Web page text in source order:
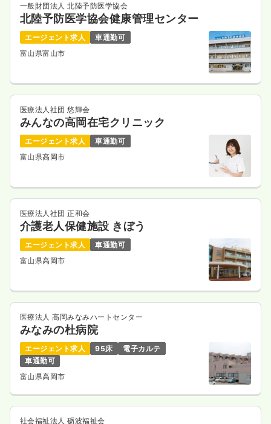
一般財団法人 北陸予防医学協会
北陸予防医学協会健康管理センター
エージェント求人
車通勤可
富山県富山市
医療法人社団 悠輝会
みんなの高岡在宅クリニック
エージェント求人
車通勤可
富山県高岡市
医療法人社団 正和会
介護老人保健施設 きぼう
エージェント求人
車通勤可
富山県高岡市
医療法人 高岡みなみハートセンター
みなみの杜病院
エージェント求人 95床
電子カルテ
車通勤可
富山県高岡市
社会福祉法人 砺波福祉会